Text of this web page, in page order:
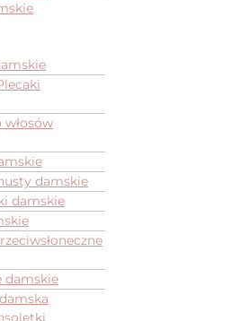
włosów
damskie
damskie
damskie